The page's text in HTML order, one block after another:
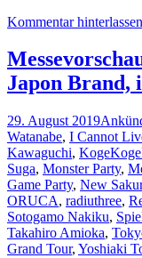
Spiel
Japon
Brand
Kommentar hinterlassen
Japon Brand,
29. August 2019
Watanabe, I Cannot
Kawaguchi,
Suga, Monster Party,
Game Party, New
ORUCA, radiuthree,
Sotogamo Nakiku,
Takahiro Amioka,
Grand Tour, Yoshiaki